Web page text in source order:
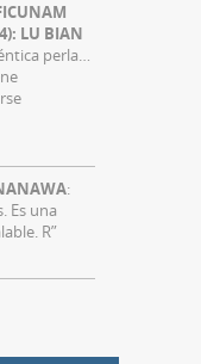
LU BIAN
perla…
:
Es una
R”